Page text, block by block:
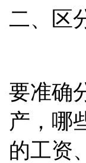
二、区
要准确
产，哪
的工资